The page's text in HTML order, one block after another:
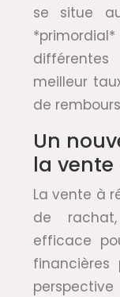
se situe
meilleur
de
Un
la
La vente à
de
efficace
financières